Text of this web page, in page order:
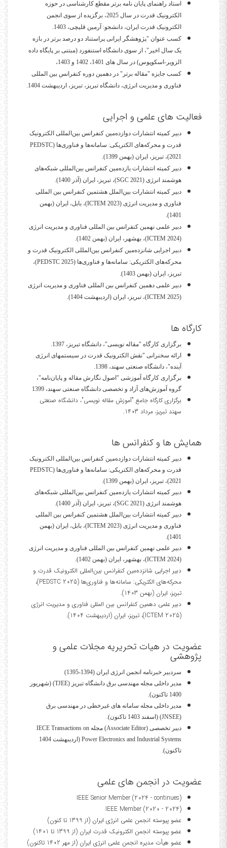
استاد راهنمای پایان نامه برتر مقطع کارشناسی در حوزه
الکترونیک قدرت در سال 2025، برگزیده از سوی انجمن
الکترونیک قدرت ایران، دانشجو: آرمین قلیچی، 1403.
کسب عنوان "پژوهشگر ایرانی پراستناد دو درصد برتر در بازه
یک سال اخیر"، از سوی دانشگاه استنفورد (مبتنی بر پایگاه داده
الزویر-اسکوپوس) در سال های 1401، 1402 و 1403،
کسب جایزه "مقاله برتر" در دهمین دوره کنفرانس بین المللی
فناوری و مدیریت انرژی، دانشگاه تبریز، تبریز، اردیبهشت 1404.
فعالیت های علمی و اجرایی
دبیر کمیته انتشارات دوازده‌مین کنفرانس بین‌المللی الکترونیک
قدرت و محرکه‌های الکتریکی: سامانه‌ها و فناوری‌ها (
PEDSTC
2021)، تبریز، ایران (بهمن 1399).
دبیر کمیته انتشارات یازده‌مین کنفرانس بین‌المللی شبکه‌های
هوشمند انرژی (SGC 2021)، تبریز، ایران (آذر 1400).
دبیر کمیته انتشارات بین‌الملل هشتمین کنفرانس بین المللی
فناوری و مدیریت انرژی (ICTEM 2023)، بابل، ایران (بهمن
1401).
دبیر علمی نهمین کنفرانس بین المللی فناوری و مدیریت انرژی
(
ICTEM 2024)، بهشهر، ایران (بهمن 1402).
دبیر اجرایی شانزده‌مین کنفرانس بین‌المللی الکترونیک قدرت و
محرکه‌های الکتریکی: سامانه‌ها و فناوری‌ها (
PEDSTC 2025)،
تبریز، ایران (بهمن 1403).
دبیر علمی دهمین کنفرانس بین المللی فناوری و مدیریت انرژی
(
ICTEM 2025)، تبریز، ایران (اردیبهشت 1404).
کارگاه ها
برگزاری کارگاه "مقاله نویسی"، دانشگاه تبریز، 1397.
ارائه سخنرانی "نقش الکترونیک قدرت در سیستمهای انرژی
آینده"، دانشگاه صنعتی سهند، 1398.
برگزاری کارگاه آموزشی "اصول نگارش مقاله و پایان‌نامه"،
گروه آموزش‌های آزاد و تخصصی دانشگاه صنعتی سهند، 1399
برگزاری کارگاه جامع "آموزش مقاله نویسی"، دانشگاه صنعتی
سهند تبریز، مرداد 1403.
همایش ها و کنفرانس ها
دبیر کمیته انتشارات دوازده‌مین کنفرانس بین‌المللی الکترونیک
قدرت و محرکه‌های الکتریکی: سامانه‌ها و فناوری‌ها (PEDSTC
2021)، تبریز، ایران (بهمن 1399).
دبیر کمیته انتشارات یازده‌مین کنفرانس بین‌المللی شبکه‌های
هوشمند انرژی (SGC 2021)، تبریز، ایران (آذر 1400).
دبیر کمیته انتشارات بین‌الملل هشتمین کنفرانس بین المللی
فناوری و مدیریت انرژی (ICTEM 2023)، بابل، ایران (بهمن
1401).
دبیر علمی نهمین کنفرانس بین المللی فناوری و مدیریت انرژی
(ICTEM 2024)، بهشهر، ایران (بهمن 1402).
دبیر اجرایی شانزده‌مین کنفرانس بین‌المللی الکترونیک قدرت و
محرکه‌های الکتریکی: سامانه‌ها و فناوری‌ها (PEDSTC 2025)،
تبریز، ایران (بهمن 1403).
دبیر علمی دهمین کنفرانس بین المللی فناوری و مدیریت انرژی
(ICTEM 2025)، تبریز، ایران (اردیبهشت 1404).
عضویت در هیات تحریریه مجلات علمی و
پژوهشی
سردبیر خبرنامه انجمن انرژی ایران (1394-1395)
مدیر داخلی مجله مهندسی برق دانشگاه تبریز (TJEE) (شهریور
1400 تاکنون).
مدیر داخلی مجله سامانه های غیرخطی در مهندسی برق
(JNSEE) (اسفند 1403 تاکنون).
دبیر تخصصی (Associate Editor) مجله IECE Transactions on
Power Electronics and Industrial Systems (اردیبهشت 1404
تاکنون).
عضویت در انجمن های علمی
IEEE Senior Member (2024 - continues)
IEEE Member (2020 - 2024)
عضو پیوسته انجمن علمی انرژی ایران (از 1399 تا کنون)
عضو پیوسته انجمن الکترونیک قدرت ایران (از 1399 تا 1401)
عضو هیأت مدیره انجمن علمی انرژی ایران (از مهر 1402 تاکنون)